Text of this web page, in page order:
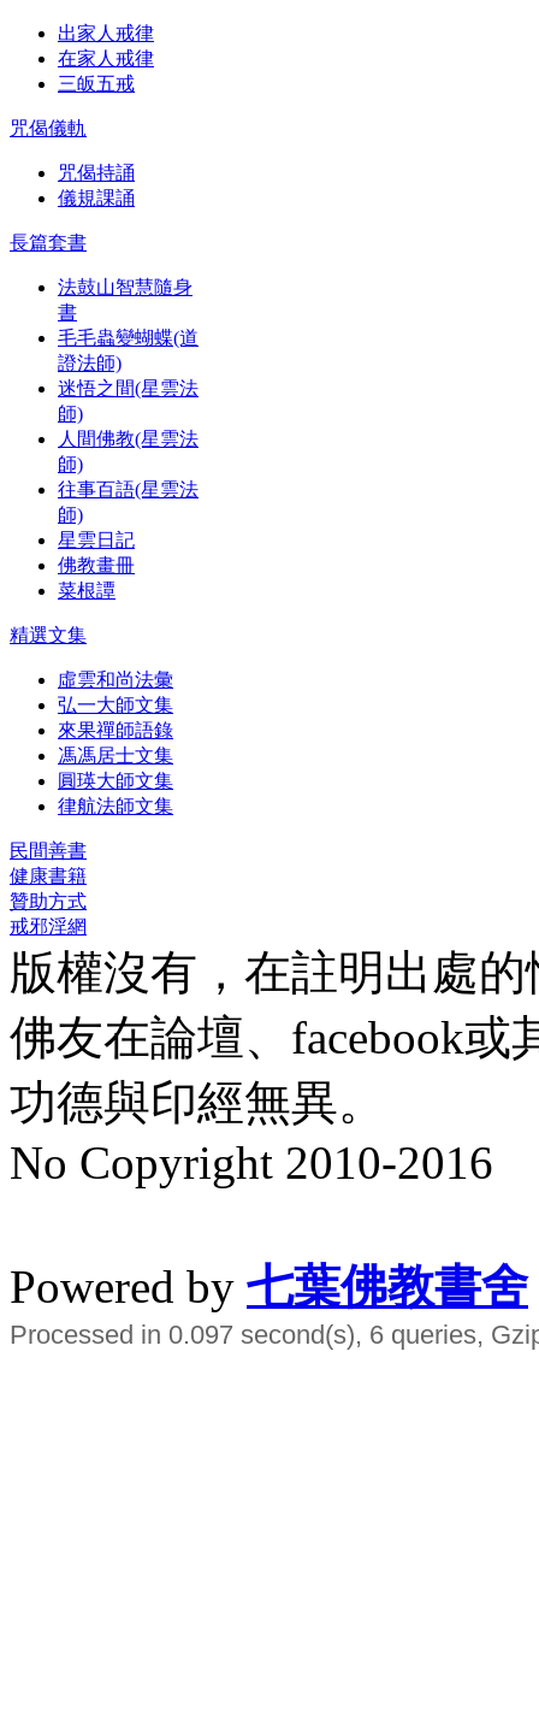
出家人戒律
在家人戒律
三皈五戒
咒偈儀軌
咒偈持誦
儀規課誦
長篇套書
法鼓山智慧隨身
書
毛毛蟲變蝴蝶(道
證法師)
迷悟之間(星雲法
師)
人間佛教(星雲法
師)
往事百語(星雲法
師)
星雲日記
佛教畫冊
菜根譚
精選文集
虛雲和尚法彙
弘一大師文集
來果禪師語錄
馮馮居士文集
圓瑛大師文集
律航法師文集
民間善書
健康書籍
贊助方式
戒邪淫網
版權沒有，在註明出處
佛友在論壇、facebook
功德與印經無異。
No Copyright 2010-2016
Powered by 七葉佛教書舍
Processed in 0.097 second(s), 6 queries,